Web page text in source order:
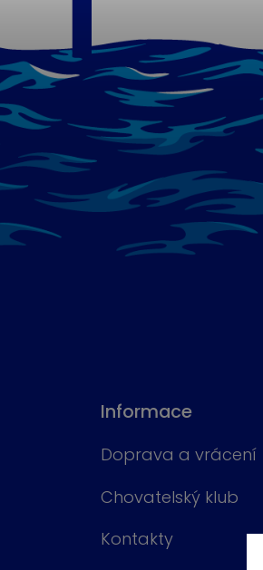
Informace
Doprava a vrácení
Chovatelský klub
Kontakty